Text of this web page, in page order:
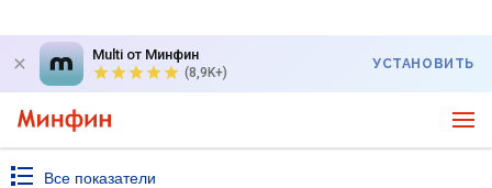
Multi от Минфин
(8,9K+)
УСТАНОВИТЬ
Все показатели